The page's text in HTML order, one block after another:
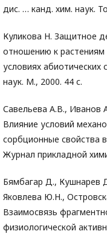
дис. … канд. хим. наук.
Куликова Н. Защитное
отношению к
условиях
наук. М., 2000. 44 с.
Савельева А.В.,
Влияние условий
сорбционные свойства
Журнал прикладной
Бямбагар Д., Кушнарев
Яковлева Ю.Н.,
Взаимосвязь
физиологической